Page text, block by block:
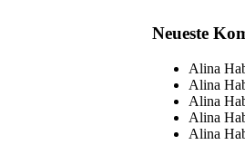
Neueste
Alina
Alina
Alina
Alina
Alina